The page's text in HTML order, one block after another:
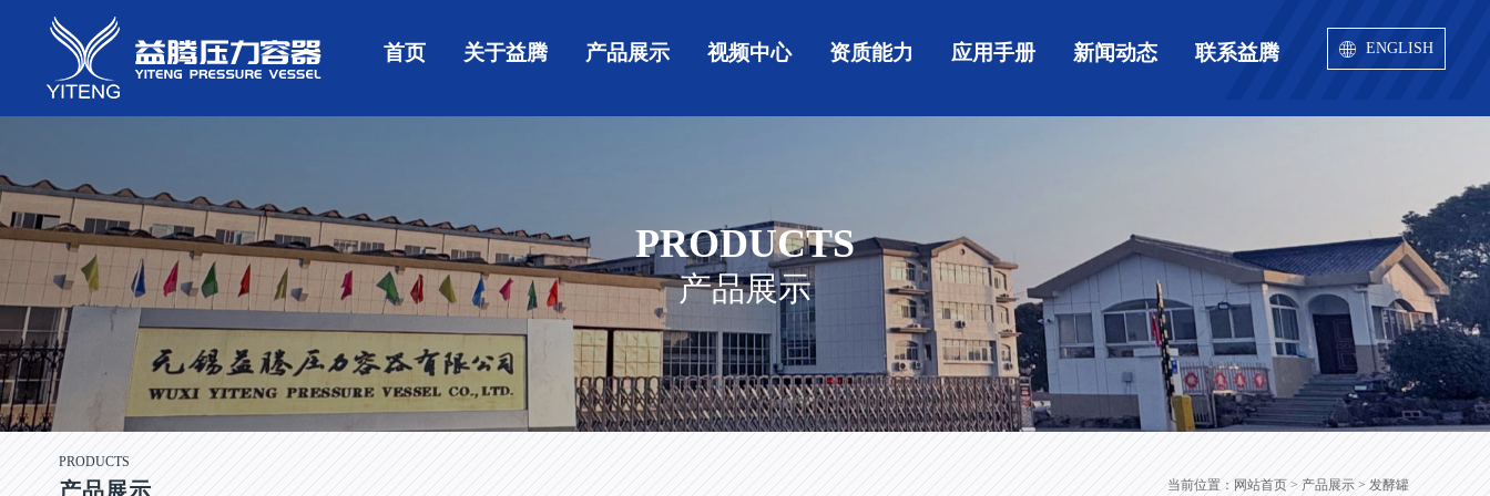
首页 关于益腾 产品展示 视频中心 资质能力 应用手册 新闻动态 联系益腾 ENGLISH
PRODUCTS
产品展示
PRODUCTS
产品展示 当前位置： 网站首页 > 产品展示 > 发酵罐